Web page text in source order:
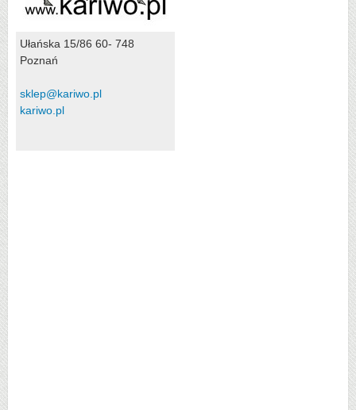
Ułańska 15/86 60- 748
Poznań
sklep@kariwo.pl
kariwo.pl